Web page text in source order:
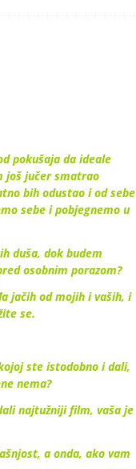
pokušaja da ideale
još jučer smatrao
bih odustao i od sebe
sebe i pobjegnemo u
duša, dok budem
osobnim porazom?
jačih od mojih i vaših, i
se.
ste istodobno i dali,
nema?
najtužniji film, vaša je
a onda, ako vam